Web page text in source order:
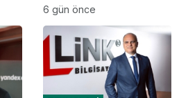
GetSimLess
büyümesini sürdürüyor
6 gün önce